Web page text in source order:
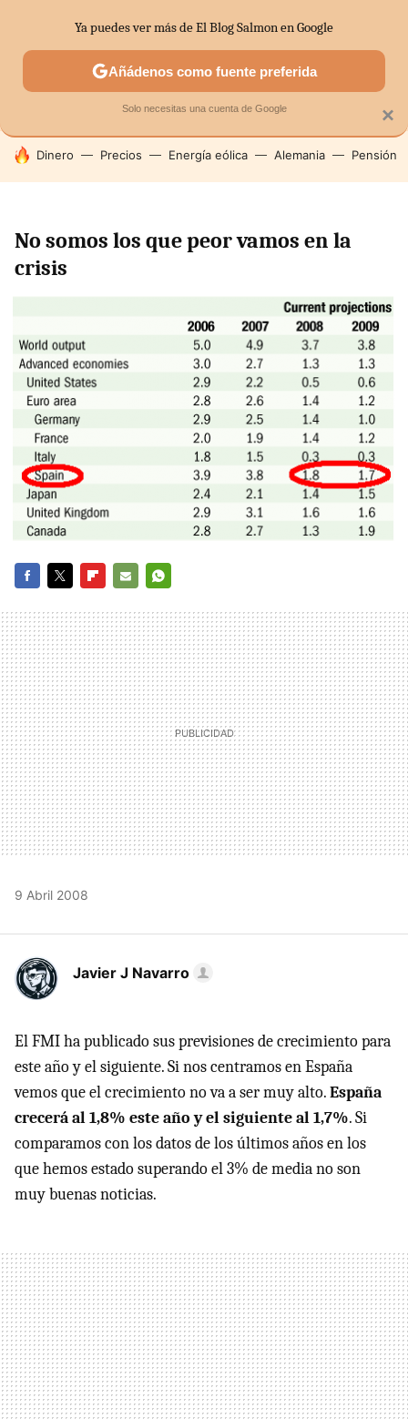
SECTORES ECONOMÍA DOMÉSTICA MERCADOS
HOY SE HABLA DE
Dinero Precios Energía eólica Alemania Pensión
No somos los que peor vamos en la
crisis
MAIL
9 Abril 2008
Javier J Navarro
El FMI ha publicado sus previsiones de crecimiento para
este año y el siguiente. Si nos centramos en España
vemos que el crecimiento no va a ser muy alto.España
crecerá al 1,8% este año y el siguiente al 1,7%. Si
comparamos con los datos de los últimos años en los
que hemos estado superando el 3% de media no son
muy buenas noticias.
×
Ya puedes ver más de El Blog Salmon en Google
Añádenos como fuente preferida
Solo necesitas una cuenta de Google